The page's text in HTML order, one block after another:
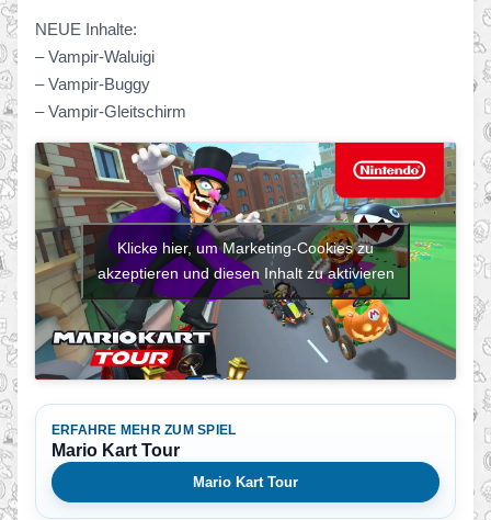
NEUE Inhalte:
– Vampir-Waluigi
– Vampir-Buggy
– Vampir-Gleitschirm
Klicke hier, um Marketing-Cookies zu
akzeptieren und diesen Inhalt zu aktivieren
ERFAHRE MEHR ZUM SPIEL
Mario Kart Tour
Mario Kart Tour